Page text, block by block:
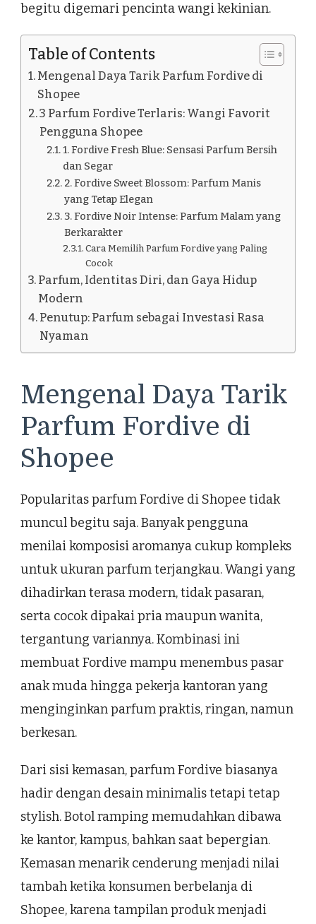
begitu digemari pencinta wangi kekinian.
Table of Contents
Mengenal Daya Tarik Parfum Fordive di
Shopee
3 Parfum Fordive Terlaris: Wangi Favorit
Pengguna Shopee
1. Fordive Fresh Blue: Sensasi Parfum Bersih
dan Segar
2. Fordive Sweet Blossom: Parfum Manis
yang Tetap Elegan
3. Fordive Noir Intense: Parfum Malam yang
Berkarakter
Cara Memilih Parfum Fordive yang Paling
Cocok
Parfum, Identitas Diri, dan Gaya Hidup
Modern
Penutup: Parfum sebagai Investasi Rasa
Nyaman
Mengenal Daya Tarik
Parfum Fordive di
Shopee
Popularitas parfum Fordive di Shopee tidak
muncul begitu saja. Banyak pengguna
menilai komposisi aromanya cukup kompleks
untuk ukuran parfum terjangkau. Wangi yang
dihadirkan terasa modern, tidak pasaran,
serta cocok dipakai pria maupun wanita,
tergantung variannya. Kombinasi ini
membuat Fordive mampu menembus pasar
anak muda hingga pekerja kantoran yang
menginginkan parfum praktis, ringan, namun
berkesan.
Dari sisi kemasan, parfum Fordive biasanya
hadir dengan desain minimalis tetapi tetap
stylish. Botol ramping memudahkan dibawa
ke kantor, kampus, bahkan saat bepergian.
Kemasan menarik cenderung menjadi nilai
tambah ketika konsumen berbelanja di
Shopee, karena tampilan produk menjadi